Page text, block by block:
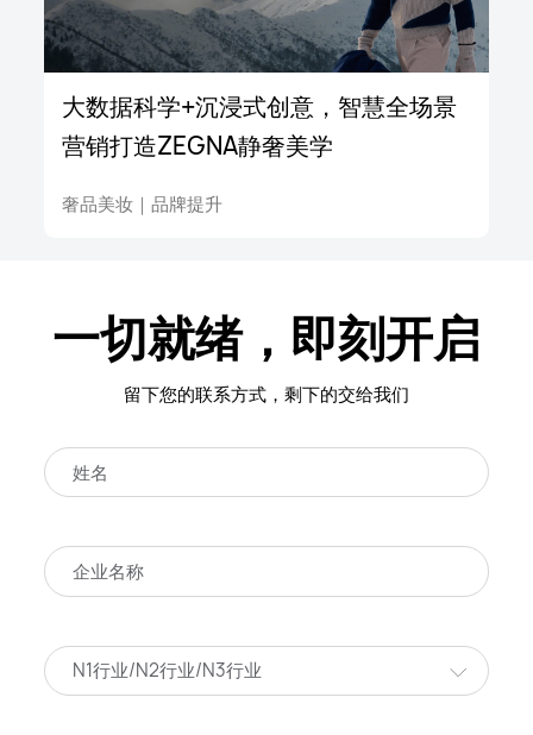
大数据科学+沉浸式创意，智慧全场景
营销打造ZEGNA静奢美学
奢品美妆 ｜品牌提升
一切就绪，即刻开启
留下您的联系方式，剩下的交给我们
N1行业/N2行业/N3行业